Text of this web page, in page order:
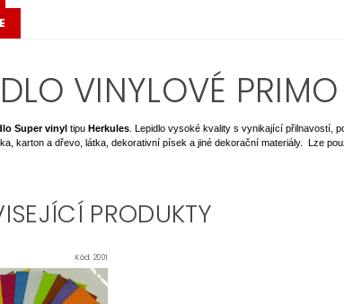
VINYLOVÉ PRIMO
Super vinyl tipu Herkules . Lepidlo vysoké kvality s vynikající přilnavostí,
karton a dřevo, látka, dekorativní písek a jiné dekorační materiály.
Lze
PRODUKTY
Kód:2001